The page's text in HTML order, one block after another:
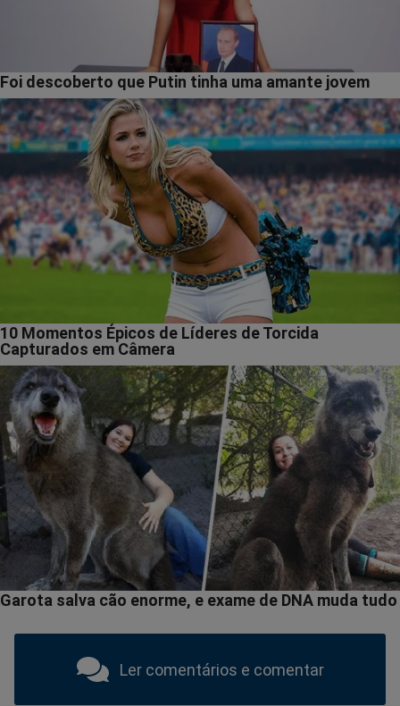
Ler comentários e comentar